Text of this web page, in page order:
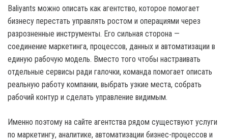
Baliyants можно описать как агентство, которое помогает
бизнесу перестать управлять ростом и операциями через
разрозненные инструменты. Его сильная сторона —
соединение маркетинга, процессов, данных и автоматизации в
единую рабочую модель. Вместо того чтобы настраивать
отдельные сервисы ради галочки, команда помогает описать
реальную работу компании, выбрать узкие места, собрать
рабочий контур и сделать управление видимым.
Именно поэтому на сайте агентства рядом существуют услуги
по маркетингу, аналитике, автоматизации бизнес-процессов и